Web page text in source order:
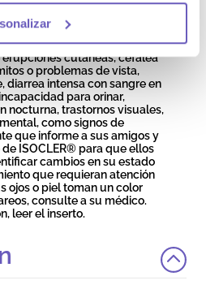
intestinales, interrumpa el
y consulte a su médico si
el tratamiento o el mes
o si nota dificultades
cutáneas, cefalea
o problemas de vista,
diarrea intensa con sangre en
para orinar,
nocturna, trastornos visuales,
como signos de
que informe a sus amigos y
ISOCLER® para que ellos
cambios en su estado
que requieran atención
ojos o piel toman un color
consulte a su médico.
leer el inserto.